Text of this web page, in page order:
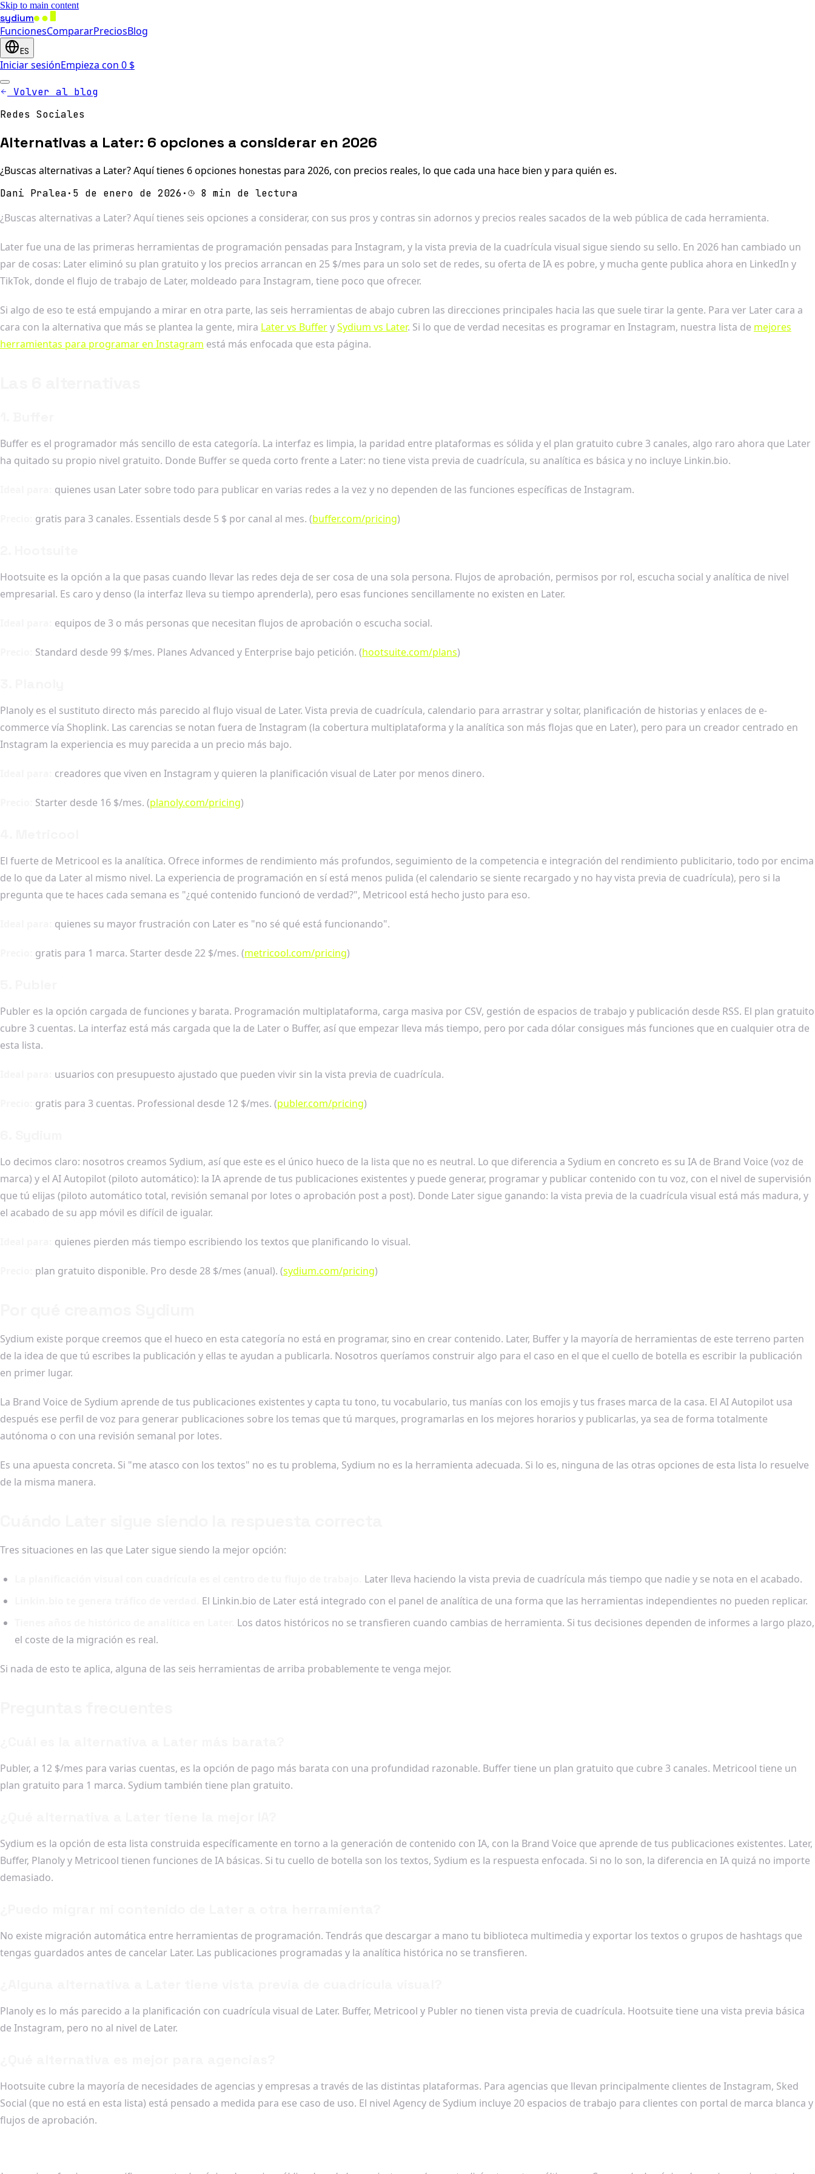
Skip to main content
sydium
FuncionesCompararPreciosBlog
ES
Iniciar sesiónEmpieza con 0 $
Volver al blog
Redes Sociales
Alternativas a Later: 6 opciones a considerar en 2026
¿Buscas alternativas a Later? Aquí tienes 6 opciones honestas para 2026, con precios reales, lo que cada una hace bien y para quién es.
Dani Pralea· 5 de enero de 2026· 8 min de lectura
¿Buscas alternativas a Later? Aquí tienes seis opciones a considerar, con sus pros y contras sin adornos y precios reales sacados de la web pública de cada herramienta.
Later fue una de las primeras herramientas de programación pensadas para Instagram, y la vista previa de la cuadrícula visual sigue siendo su sello. En 2026 han cambiado un
par de cosas: Later eliminó su plan gratuito y los precios arrancan en 25 $/mes para un solo set de redes, su oferta de IA es pobre, y mucha gente publica ahora en LinkedIn y
TikTok, donde el flujo de trabajo de Later, moldeado para Instagram, tiene poco que ofrecer.
Si algo de eso te está empujando a mirar en otra parte, las seis herramientas de abajo cubren las direcciones principales hacia las que suele tirar la gente. Para ver Later cara a
cara con la alternativa que más se plantea la gente, mira Later vs BufferySydium vs Later. Si lo que de verdad necesitas es programar en Instagram, nuestra lista de mejores
herramientas para programar en Instagram está más enfocada que esta página.
Buffer es el programador más sencillo de esta categoría. La interfaz es limpia, la paridad entre plataformas es sólida y el plan gratuito cubre 3 canales, algo raro ahora que Later
ha quitado su propio nivel gratuito. Donde Buffer se queda corto frente a Later: no tiene vista previa de cuadrícula, su analítica es básica y no incluye Linkin.bio.
quienes usan Later sobre todo para publicar en varias redes a la vez y no dependen de las funciones específicas de Instagram.
gratis para 3 canales. Essentials desde 5 $ por canal al mes. (buffer.com/pricing)
Hootsuite es la opción a la que pasas cuando llevar las redes deja de ser cosa de una sola persona. Flujos de aprobación, permisos por rol, escucha social y analítica de nivel
empresarial. Es caro y denso (la interfaz lleva su tiempo aprenderla), pero esas funciones sencillamente no existen en Later.
equipos de 3 o más personas que necesitan flujos de aprobación o escucha social.
Standard desde 99 $/mes. Planes Advanced y Enterprise bajo petición. (hootsuite.com/plans)
Planoly es el sustituto directo más parecido al flujo visual de Later. Vista previa de cuadrícula, calendario para arrastrar y soltar, planificación de historias y enlaces de e-
commerce vía Shoplink. Las carencias se notan fuera de Instagram (la cobertura multiplataforma y la analítica son más flojas que en Later), pero para un creador centrado en
Instagram la experiencia es muy parecida a un precio más bajo.
creadores que viven en Instagram y quieren la planificación visual de Later por menos dinero.
Starter desde 16 $/mes. (planoly.com/pricing)
El fuerte de Metricool es la analítica. Ofrece informes de rendimiento más profundos, seguimiento de la competencia e integración del rendimiento publicitario, todo por encima
de lo que da Later al mismo nivel. La experiencia de programación en sí está menos pulida (el calendario se siente recargado y no hay vista previa de cuadrícula), pero si la
pregunta que te haces cada semana es "¿qué contenido funcionó de verdad?", Metricool está hecho justo para eso.
quienes su mayor frustración con Later es "no sé qué está funcionando".
gratis para 1 marca. Starter desde 22 $/mes. (metricool.com/pricing)
Publer es la opción cargada de funciones y barata. Programación multiplataforma, carga masiva por CSV, gestión de espacios de trabajo y publicación desde RSS. El plan gratuito
cubre 3 cuentas. La interfaz está más cargada que la de Later o Buffer, así que empezar lleva más tiempo, pero por cada dólar consigues más funciones que en cualquier otra de
esta lista.
usuarios con presupuesto ajustado que pueden vivir sin la vista previa de cuadrícula.
gratis para 3 cuentas. Professional desde 12 $/mes. (publer.com/pricing)
Lo decimos claro: nosotros creamos Sydium, así que este es el único hueco de la lista que no es neutral. Lo que diferencia a Sydium en concreto es su IA de Brand Voice (voz de
marca) y el AI Autopilot (piloto automático): la IA aprende de tus publicaciones existentes y puede generar, programar y publicar contenido con tu voz, con el nivel de supervisión
que tú elijas (piloto automático total, revisión semanal por lotes o aprobación post a post). Donde Later sigue ganando: la vista previa de la cuadrícula visual está más madura, y
el acabado de su app móvil es difícil de igualar.
quienes pierden más tiempo escribiendo los textos que planificando lo visual.
plan gratuito disponible. Pro desde 28 $/mes (anual). (sydium.com/pricing)
Sydium existe porque creemos que el hueco en esta categoría no está en programar, sino en crear contenido. Later, Buffer y la mayoría de herramientas de este terreno parten
de la idea de que tú escribes la publicación y ellas te ayudan a publicarla. Nosotros queríamos construir algo para el caso en el que el cuello de botella es escribir la publicación
en primer lugar.
La Brand Voice de Sydium aprende de tus publicaciones existentes y capta tu tono, tu vocabulario, tus manías con los emojis y tus frases marca de la casa. El AI Autopilot usa
después ese perfil de voz para generar publicaciones sobre los temas que tú marques, programarlas en los mejores horarios y publicarlas, ya sea de forma totalmente
autónoma o con una revisión semanal por lotes.
Es una apuesta concreta. Si "me atasco con los textos" no es tu problema, Sydium no es la herramienta adecuada. Si lo es, ninguna de las otras opciones de esta lista lo resuelve
de la misma manera.
Tres situaciones en las que Later sigue siendo la mejor opción:
Later lleva haciendo la vista previa de cuadrícula más tiempo que nadie y se nota en el acabado.
El Linkin.bio de Later está integrado con el panel de analítica de una forma que las herramientas independientes no pueden replicar.
Los datos históricos no se transfieren cuando cambias de herramienta. Si tus decisiones dependen de informes a largo plazo,
el coste de la migración es real.
Si nada de esto te aplica, alguna de las seis herramientas de arriba probablemente te venga mejor.
Publer, a 12 $/mes para varias cuentas, es la opción de pago más barata con una profundidad razonable. Buffer tiene un plan gratuito que cubre 3 canales. Metricool tiene un
plan gratuito para 1 marca. Sydium también tiene plan gratuito.
Sydium es la opción de esta lista construida específicamente en torno a la generación de contenido con IA, con la Brand Voice que aprende de tus publicaciones existentes. Later,
Buffer, Planoly y Metricool tienen funciones de IA básicas. Si tu cuello de botella son los textos, Sydium es la respuesta enfocada. Si no lo son, la diferencia en IA quizá no importe
demasiado.
No existe migración automática entre herramientas de programación. Tendrás que descargar a mano tu biblioteca multimedia y exportar los textos o grupos de hashtags que
tengas guardados antes de cancelar Later. Las publicaciones programadas y la analítica histórica no se transfieren.
Planoly es lo más parecido a la planificación con cuadrícula visual de Later. Buffer, Metricool y Publer no tienen vista previa de cuadrícula. Hootsuite tiene una vista previa básica
de Instagram, pero no al nivel de Later.
Hootsuite cubre la mayoría de necesidades de agencias y empresas a través de las distintas plataformas. Para agencias que llevan principalmente clientes de Instagram, Sked
Social (que no está en esta lista) está pensado a medida para ese caso de uso. El nivel Agency de Sydium incluye 20 espacios de trabajo para clientes con portal de marca blanca y
flujos de aprobación.